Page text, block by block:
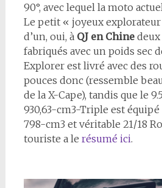
90°, avec lequel la moto
Le petit « joyeux explorateur
d’un, oui, à QJ en Chinedeux
fabriqués avec un poids sec
Explorer est livré avec des
pouces donc (ressemble
de la X-Cape), tandis que le
930,63-cm3-Triple est
798-cm3 et véritable 21/18
touriste a le résumé ici.